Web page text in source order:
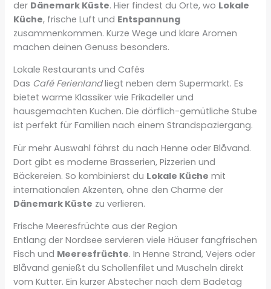
der Dänemark Küste. Hier findest du Orte, wo Lokale
Küche, frische Luft und Entspannung
zusammenkommen. Kurze Wege und klare Aromen
machen deinen Genuss besonders.
Lokale Restaurants und Cafés
Das Café Ferienlandliegt neben dem Supermarkt. Es
bietet warme Klassiker wie Frikadeller und
hausgemachten Kuchen. Die dörflich-gemütliche Stube
ist perfekt für Familien nach einem Strandspaziergang.
Für mehr Auswahl fährst du nach Henne oder Blåvand.
Dort gibt es moderne Brasserien, Pizzerien und
Bäckereien. So kombinierst du Lokale Küche mit
internationalen Akzenten, ohne den Charme der
Dänemark Küste zu verlieren.
Frische Meeresfrüchte aus der Region
Entlang der Nordsee servieren viele Häuser fangfrischen
Fisch und Meeresfrüchte. In Henne Strand, Vejers oder
Blåvand genießt du Schollenfilet und Muscheln direkt
vom Kutter. Ein kurzer Abstecher nach dem Badetag